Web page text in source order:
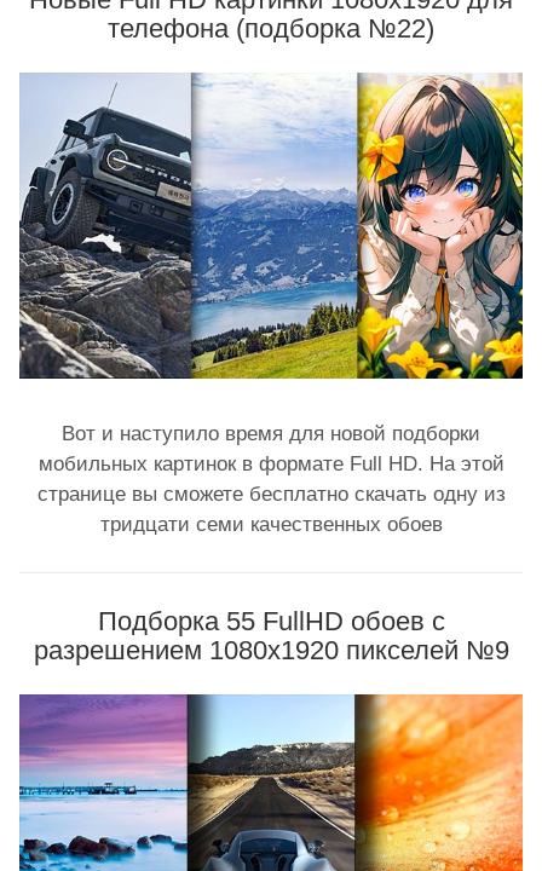
телефона (подборка №22)
Вот и наступило время для новой подборки
мобильных картинок в формате Full HD. На этой
странице вы сможете бесплатно скачать одну из
тридцати семи качественных обоев
Подборка 55 FullHD обоев с
разрешением 1080x1920 пикселей №9